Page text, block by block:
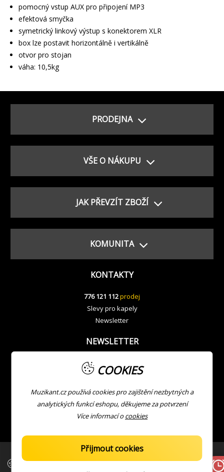
pomocný vstup AUX pro připojení MP3
efektová smyčka
symetrický linkový výstup s konektorem XLR
box lze postavit horizontálně i vertikálně
otvor pro stojan
váha: 10,5kg
PRODEJNA
VŠE O NÁKUPU
JAK PŘEVZÍT ZBOŽÍ
KOMUNITA
KONTAKTY
776 121 112prodej
Slevy pro kapely
Newsletter
NEWSLETTER
| Copyright © Muzikant
Developed with ❤ by JV
COOKIES
Muzikant.cz používá cookies pro zajištění nezbytných a
analytických funkcí eshopu, děkujeme za potvrzení
Více informací ocookies
Přijmout cookies